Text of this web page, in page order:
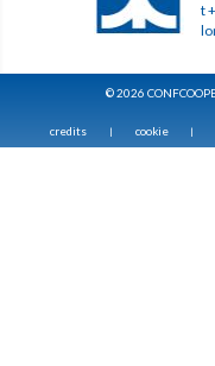
t
© 2026
credits | cookie |